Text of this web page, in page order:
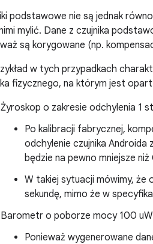
podstawowe nie są jednak
mylić. Dane z czujnika
są korygowane (np.
w tych przypadkach
fizycznego, na którym jest
Żyroskop o zakresie odchylenia 1
Po kalibracji fabrycznej,
odchylenie czujnika
będzie na pewno mniejsze
W takiej sytuacji mówimy, że
sekundę, mimo że w
Barometr o poborze mocy 100
Ponieważ wygenerowane